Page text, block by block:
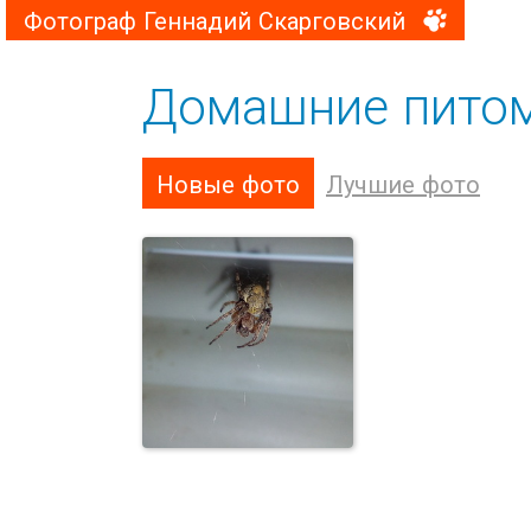
Фотограф Геннадий Скарговский
Домашние
Новые фото Лучшие фото